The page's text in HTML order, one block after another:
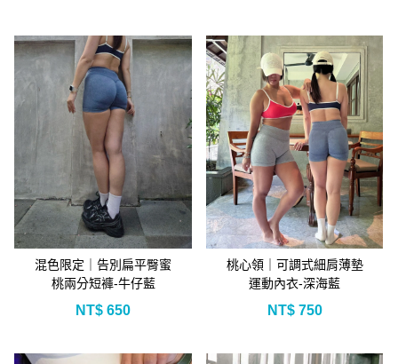
混色限定｜告別扁平臀蜜
桃兩分短褲-牛仔藍
NT$ 650
桃心領｜可調式細肩薄墊
運動內衣-深海藍
NT$750